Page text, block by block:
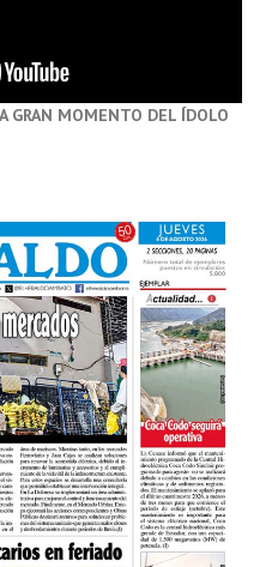
GRAN MOMENTO DEL ÍDOLO